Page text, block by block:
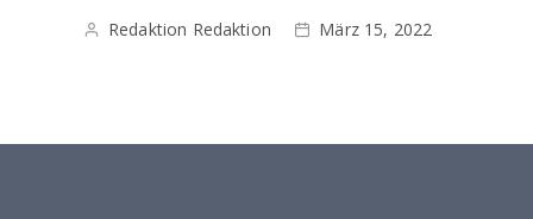
Redaktion Redaktion März 15, 2022